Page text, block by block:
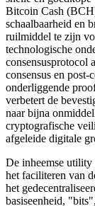
Bitcoin Cash
schaalbaarheid en
ruilmiddel te zijn
technologische
consensusprotocol
consensus en post-
onderliggende
verbetert de
naar bijna
cryptografische
afgeleide digitale
De inheemse
het faciliteren van
het
basiseenheid,